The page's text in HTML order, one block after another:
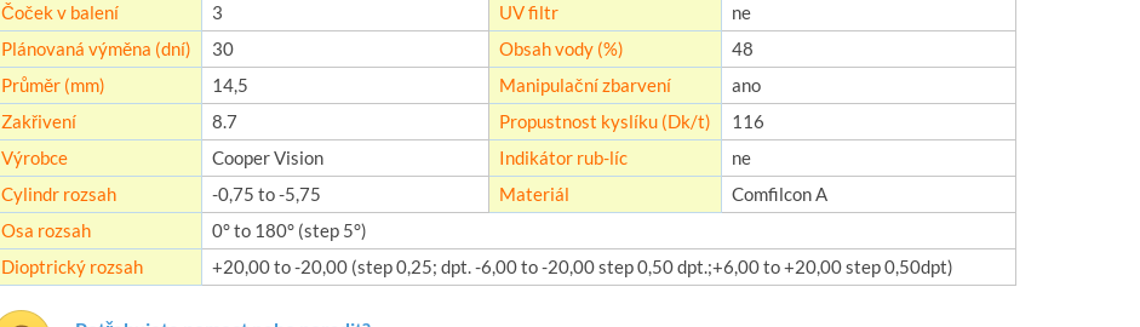
Čoček v balení 3 UV filtr
ne
Plánovaná výměna (dní)
30 Obsah vody (%)
48
Průměr (mm)
14,5 Manipulační zbarvení
ano
Zakřivení
8.7 Propustnost kyslíku (Dk/t)
116
Výrobce
Cooper Vision Indikátor rub-líc
ne
Cylindr rozsah
-0,75 to -5,75 Materiál
Comfilcon A
Osa rozsah
0° to 180° (step 5°)
Dioptrický rozsah
+20,00 to -20,00 (step 0,25; dpt. -6,00 to -20,00 step 0,50 dpt.;+6,00 to +20,00 step 0,50dpt)